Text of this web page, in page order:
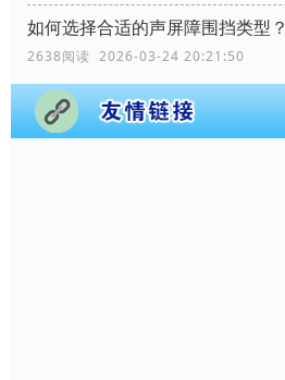
如何选择合适的声屏障围挡类型？
2638阅读 2026-03-24 20:21:50